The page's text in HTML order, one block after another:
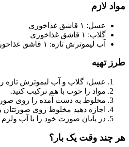
مواد لازم
عسل: ۱ قاشق غذاخوری
گلاب: ۱ قاشق غذاخوری
آب لیموترش تازه: ۱ قاشق غذاخوری
طرز تهیه
عسل، گلاب و آب لیموترش تازه
مواد را خوب با هم ترکیب کنید.
مخلوط به دست آمده را روی
اجازه دهید مخلوط روی صورتتان
در پایان صورت خود را با آب ولرم
هر چند وقت یک بار؟